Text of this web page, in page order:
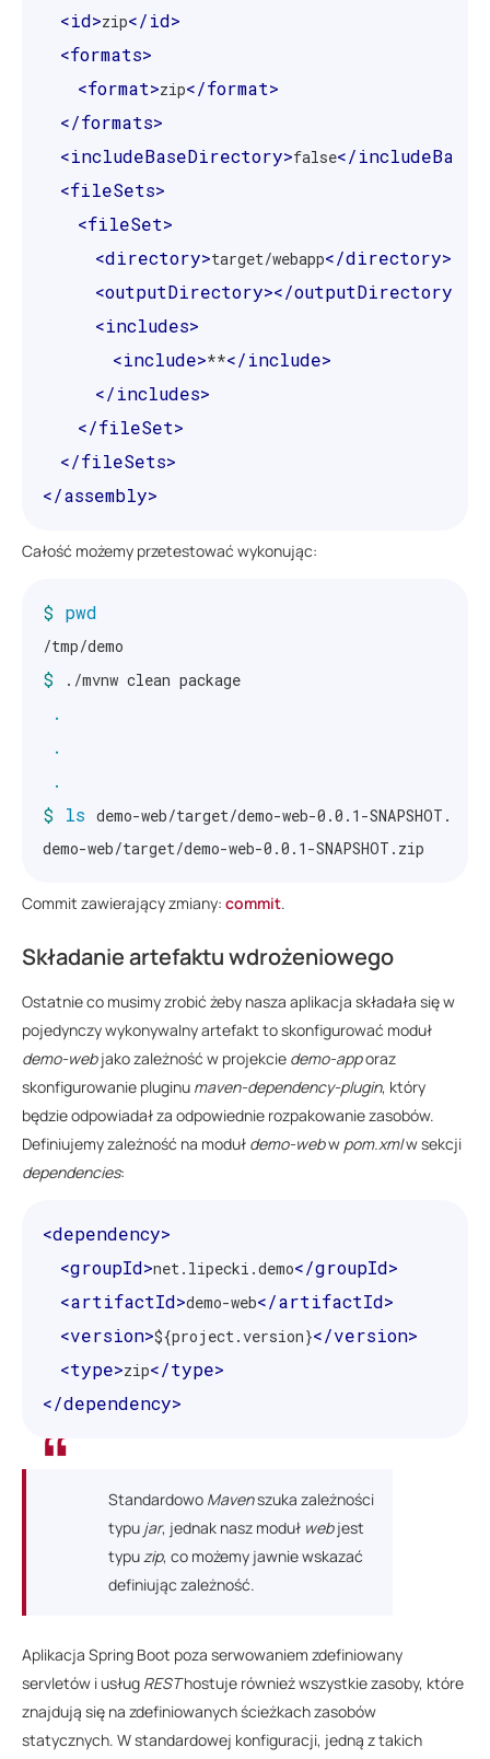
<id>zip</id>
<formats>
<format>zip</format>
</formats>
<includeBaseDirectory>false</
<fileSets>
<fileSet>
<directory>target/webapp</directory>
<outputDirectory></outputDirectory>
<includes>
<include>**</include>
</includes>
</fileSet>
</fileSets>
</assembly>
Całość możemy przetestować wykonując:
$ pwd
$ ./mvnw clean package
.
.
.
$ ls demo-web/target/demo-web-0.0.1-SNAPSHOT.zip
Commit zawierający zmiany: commit.
Składanie artefaktu wdrożeniowego
Ostatnie co musimy zrobić żeby nasza aplikacja składała się w
pojedynczy wykonywalny artefakt to skonfigurować moduł
demo-webjako zależność w projekcie demo-apporaz
skonfigurowanie pluginu maven-dependency-plugin, który
będzie odpowiadał za odpowiednie rozpakowanie zasobów.
Definiujemy zależność na moduł demo-webw pom.xmlw sekcji
dependencies:
<dependency>
<groupId>net.lipecki.demo</groupId>
<artifactId>demo-web</artifactId>
<version>${project.version}</version>
<type>zip</type>
</dependency>
Standardowo Mavenszuka zależności
typu jar, jednak nasz moduł webjest
typuzip, co możemy jawnie wskazać
definiując zależność.
Aplikacja Spring Boot poza serwowaniem zdefiniowany
servletów i usług RESThostuje również wszystkie zasoby, które
znajdują się na zdefiniowanych ścieżkach zasobów
statycznych. W standardowej konfiguracji, jedną z takich